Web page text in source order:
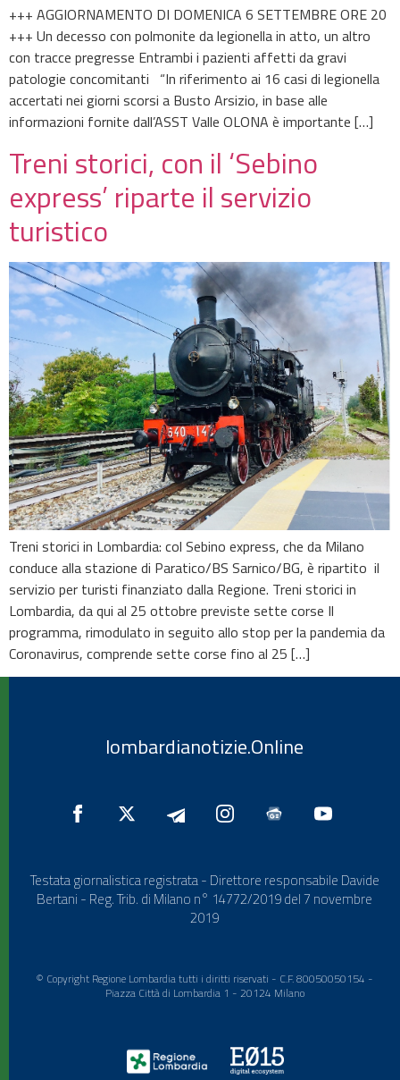
+++ AGGIORNAMENTO DI DOMENICA 6 SETTEMBRE ORE 20
+++ Un decesso con polmonite da legionella in atto, un altro
con tracce pregresse Entrambi i pazienti affetti da gravi
patologie concomitanti “In riferimento ai 16 casi di legionella
accertati nei giorni scorsi a Busto Arsizio, in base alle
informazioni fornite dall’ASST Valle OLONA è importante […]
Treni storici, con il ‘Sebino
express’ riparte il servizio
turistico
Treni storici in Lombardia: col Sebino express, che da Milano
conduce alla stazione di Paratico/BS Sarnico/BG, è ripartito il
servizio per turisti finanziato dalla Regione. Treni storici in
Lombardia, da qui al 25 ottobre previste sette corse Il
programma, rimodulato in seguito allo stop per la pandemia da
Coronavirus, comprende sette corse fino al 25 […]
lombardianotizie.Online
Testata giornalistica registrata - Direttore responsabile Davide
Bertani - Reg. Trib. di Milano n° 14772/2019 del 7 novembre
2019
© Copyright Regione Lombardia tutti i diritti riservati - C.F. 80050050154 -
Piazza Città di Lombardia 1 - 20124 Milano